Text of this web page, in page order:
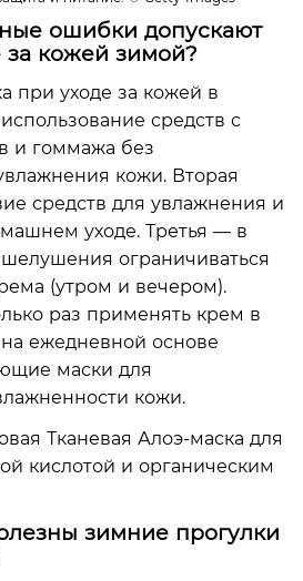
ошибки допускают
кожей зимой?
при уходе за кожей в
средств с
и гоммажа без
кожи. Вторая
средств для увлажнения и
уходе. Третья — в
ограничиваться
(утром и вечером).
раз применять крем в
ежедневной основе
маски для
кожи.
зимние прогулки